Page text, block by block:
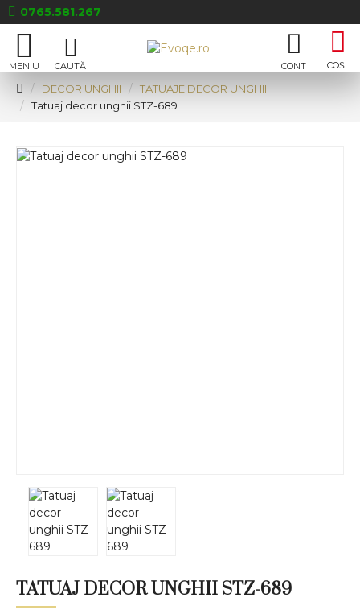
0765.581.267
DECOR UNGHII
TATUAJE DECOR UNGHII
Tatuaj decor unghii STZ-689
TATUAJ DECOR UNGHII STZ-689